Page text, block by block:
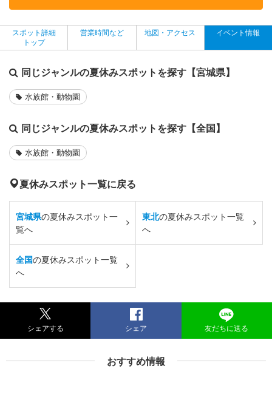
スポット詳細
トップ
営業時間など 地図・アクセス イベント情報
同じジャンルの夏休みスポットを探す【宮城県】
水族館・動物園
同じジャンルの夏休みスポットを探す【全国】
水族館・動物園
夏休みスポット一覧に戻る
宮城県の夏休みスポット一
覧へ
東北の夏休みスポット一覧
へ
全国の夏休みスポット一覧
へ
シェアする シェア 友だちに送る
おすすめ情報